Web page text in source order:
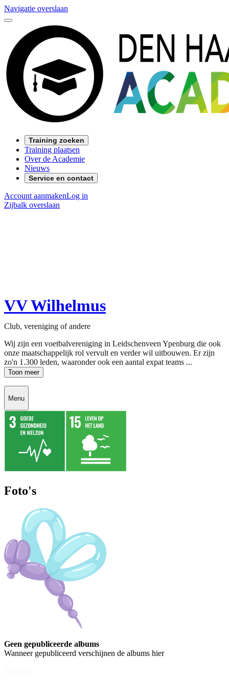
Navigatie overslaan
Training zoeken
Training plaatsen
Over de Academie
Nieuws
Service en contact
Account aanmakenLog in
Zijbalk overslaan
VV Wilhelmus
Club, vereniging of andere
Wij zijn een voetbalvereniging in Leidschenveen Ypenburg die ook
onze maatschappelijk rol vervult en verder wil uitbouwen. Er zijn
zo'n 1.300 leden, waaronder ook een aantal expat teams ...
Toon meer
Menu
Foto's
Geen gepubliceerde albums
Wanneer gepubliceerd verschijnen de albums hier